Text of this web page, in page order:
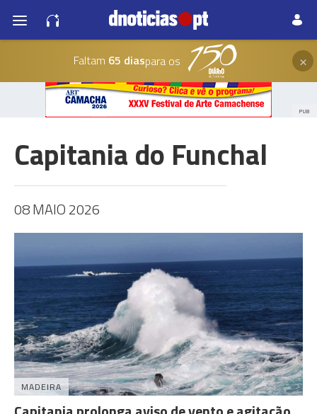
Faltam 65 diaspara os ×
PUB
Capitania do Funchal
08 MAIO 2026
MADEIRA